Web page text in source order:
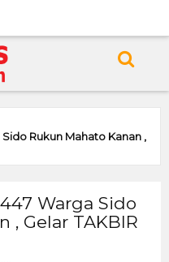
Rukun Mahato Kanan ,
Warga Sido
, Gelar TAKBIR